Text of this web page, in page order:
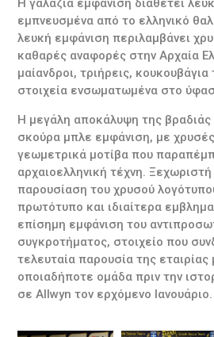
Η γαλάζια εμφάνιση διαθέτει
εμπνευσμένα από το ελληνικό
λευκή εμφάνιση περιλαμβάνει
καθαρές αναφορές στην Αρχαία
μαίανδροι, τριήρεις,
στοιχεία ενσωματωμένα στο
Η μεγάλη αποκάλυψη της
σκούρα μπλε εμφάνιση, με
γεωμετρικά μοτίβα που
αρχαιοελληνική τέχνη.
παρουσίαση του χρυσού
πρωτότυπο και ιδιαίτερα
επίσημη εμφάνιση του
συγκροτήματος, στοιχείο που
τελευταία παρουσία της
οποιαδήποτε ομάδα πριν την
σε Allwyn τον ερχόμενο Ιανουάριο.